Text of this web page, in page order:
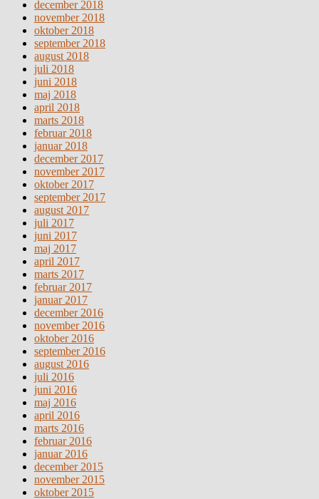
december 2018
november 2018
oktober 2018
september 2018
august 2018
juli 2018
juni 2018
maj 2018
april 2018
marts 2018
februar 2018
januar 2018
december 2017
november 2017
oktober 2017
september 2017
august 2017
juli 2017
juni 2017
maj 2017
april 2017
marts 2017
februar 2017
januar 2017
december 2016
november 2016
oktober 2016
september 2016
august 2016
juli 2016
juni 2016
maj 2016
april 2016
marts 2016
februar 2016
januar 2016
december 2015
november 2015
oktober 2015